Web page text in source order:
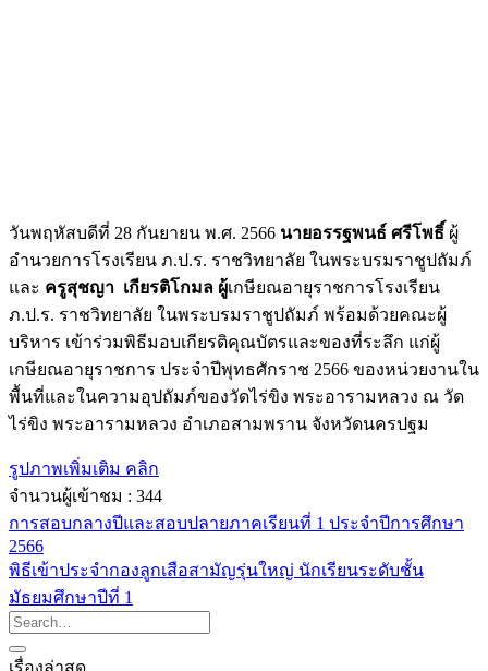
วันพฤหัสบดีที่ 28 กันยายน พ.ศ. 2566 นายอรรฐพนธ์ ศรีโพธิ์ ผู้
อำนวยการโรงเรียน ภ.ป.ร. ราชวิทยาลัย ในพระบรมราชูปถัมภ์
และ ครูสุชญา เกียรติโกมล ผู้เกษียณอายุราชการโรงเรียน
ภ.ป.ร. ราชวิทยาลัย ในพระบรมราชูปถัมภ์ พร้อมด้วยคณะผู้
บริหาร เข้าร่วมพิธีมอบเกียรติคุณบัตรและของที่ระลึก แก่ผู้
เกษียณอายุราชการ ประจำปีพุทธศักราช 2566 ของหน่วยงานใน
พื้นที่และในความอุปถัมภ์ของวัดไร่ขิง พระอารามหลวง ณ วัด
ไร่ขิง พระอารามหลวง อำเภอสามพราน จังหวัดนครปฐม
รูปภาพเพิ่มเติม คลิก
จำนวนผู้เข้าชม : 344
การสอบกลางปีและสอบปลายภาคเรียนที่ 1 ประจำปีการศึกษา
2566
พิธีเข้าประจำกองลูกเสือสามัญรุ่นใหญ่ นักเรียนระดับชั้น
มัธยมศึกษาปีที่ 1
เรื่องล่าสุด